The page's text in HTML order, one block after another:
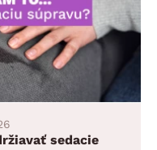
sedacie